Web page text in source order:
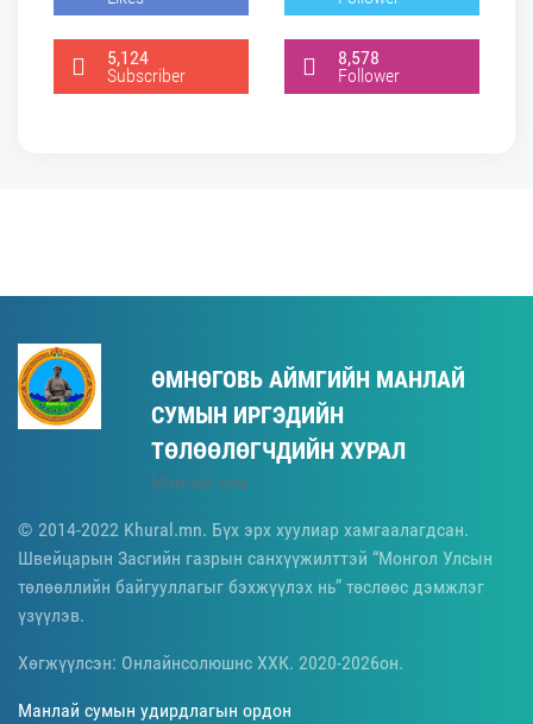
5,124
Subscriber
8,578
Follower
ӨМНӨГОВЬ АЙМГИЙН МАНЛАЙ
СУМЫН ИРГЭДИЙН
ТӨЛӨӨЛӨГЧДИЙН ХУРАЛ
Манлай сум
© 2014-2022 Khural.mn. Бүх эрх хуулиар хамгаалагдсан.
Швейцарын Засгийн газрын санхүүжилттэй “Монгол Улсын
төлөөллийн байгууллагыг бэхжүүлэх нь” төслөөс дэмжлэг
үзүүлэв.
Хөгжүүлсэн: Онлайнсолюшнс ХХК. 2020-2026он.
Манлай сумын удирдлагын ордон